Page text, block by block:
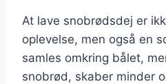
At lave snobrødsdej er
oplevelse, men også en
samles omkring bålet,
snobrød, skaber minder